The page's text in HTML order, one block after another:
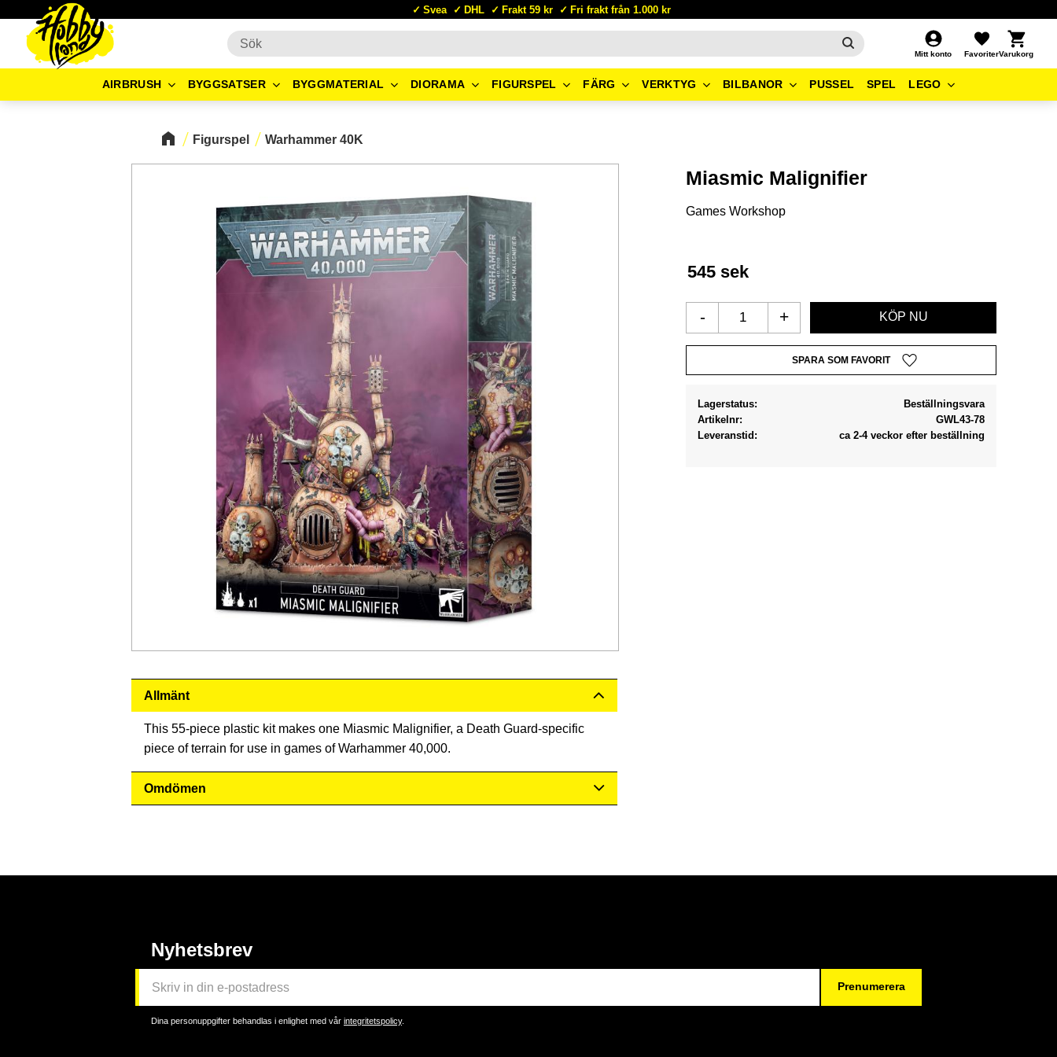
Svea DHL Frakt 59 kr Fri frakt från 1.000 kr
Mitt konto
Favoriter
Kundvagn
AIRBRUSH BYGGSATSER BYGGMATERIAL DIORAMA FIGURSPEL FÄRG VERKTYG BILBANOR PUSSEL SPEL LEGO
Figurspel Warhammer 40K
Miasmic Malignifier
Games Workshop
545 sek
+
-
Lägg till i favoriter
Lagerstatus
Beställningsvara
Artikelnr
GWL43-78
Leveranstid
ca 2-4 veckor efter beställning
Allmänt
This 55-piece plastic kit makes one Miasmic Malignifier, a Death Guard-specific
piece of terrain for use in games of Warhammer 40,000.
Omdömen
Nyhetsbrev
Prenumerera
Dina personuppgifter behandlas i enlighet med vår integritetspolicy.